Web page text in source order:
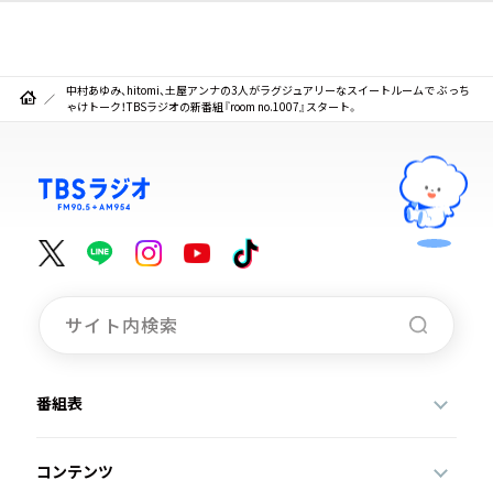
中村あゆみ、hitomi、土屋アンナの3人がラグジュアリーなスイートルームで ぶっち
ゃけトーク！TBSラジオの新番組『room no.1007』スタート。
番組表
コンテンツ